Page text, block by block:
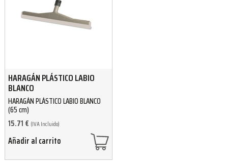
HARAGÁN PLÁSTICO LABIO
BLANCO
HARAGÁN PLÁSTICO LABIO BLANCO
(65 cm)
15.71 € (IVA Incluido)
Añadir al carrito